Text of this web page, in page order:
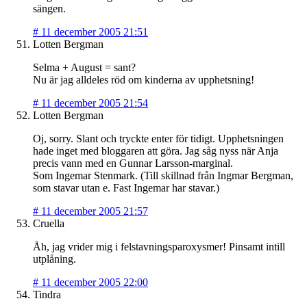
sängen.
# 11 december 2005 21:51
Lotten Bergman
Selma + August = sant?
Nu är jag alldeles röd om kinderna av upphetsning!
# 11 december 2005 21:54
Lotten Bergman
Oj, sorry. Slant och tryckte enter för tidigt. Upphetsningen
hade inget med bloggaren att göra. Jag såg nyss när Anja
precis vann med en Gunnar Larsson-marginal.
Som Ingemar Stenmark. (Till skillnad från Ingmar Bergman,
som stavar utan e. Fast Ingemar har stavar.)
# 11 december 2005 21:57
Cruella
Åh, jag vrider mig i felstavningsparoxysmer! Pinsamt intill
utplåning.
# 11 december 2005 22:00
Tindra